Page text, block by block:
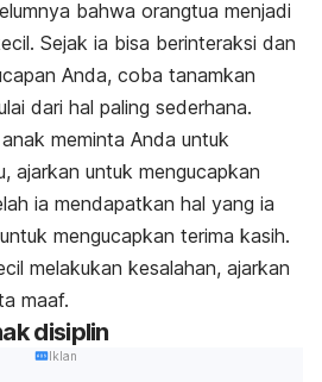
bahwa orangtua menjadi
Sejak ia bisa berinteraksi dan
Anda, coba tanamkan
dari hal paling sederhana.
meminta Anda untuk
ajarkan untuk mengucapkan
ia mendapatkan hal yang ia
mengucapkan terima kasih.
melakukan kesalahan, ajarkan
maaf.
disiplin
Iklan